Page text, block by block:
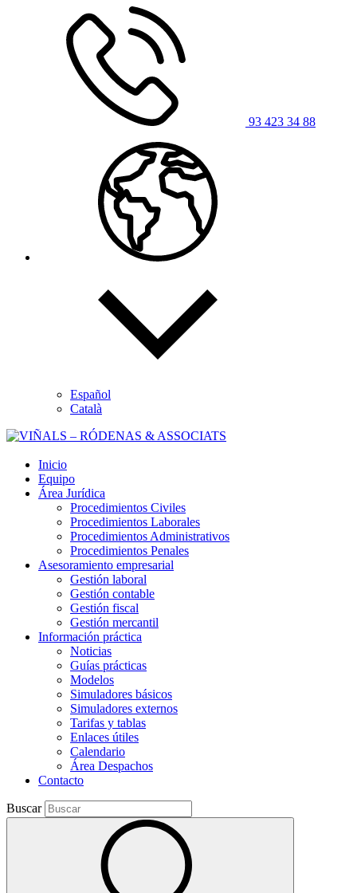
93 423 34 88
Español
Català
Inicio
Equipo
Área Jurídica
Procedimientos Civiles
Procedimientos Laborales
Procedimientos Administrativos
Procedimientos Penales
Asesoramiento empresarial
Gestión laboral
Gestión contable
Gestión fiscal
Gestión mercantil
Información práctica
Noticias
Guías prácticas
Modelos
Simuladores básicos
Simuladores externos
Tarifas y tablas
Enlaces útiles
Calendario
Área Despachos
Contacto
Buscar